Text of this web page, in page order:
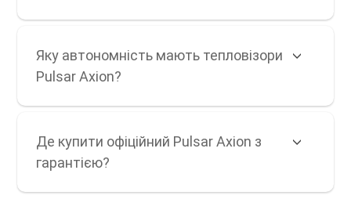
Яку автономність мають тепловізори
Pulsar Axion?
Де купити офіційний Pulsar Axion з
гарантією?